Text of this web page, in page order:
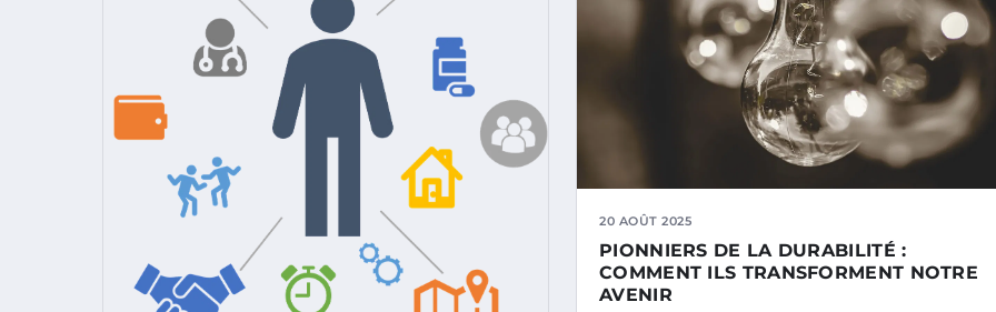
20 AOÛT 2025
PIONNIERS DE LA DURABILITÉ :
COMMENT ILS TRANSFORMENT NOTRE
AVENIR